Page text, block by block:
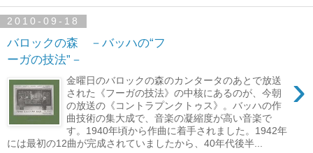
2010-09-18
バロックの森 －バッハの“フ
ーガの技法”－
›
金曜日のバロックの森のカンタータのあとで放送
された《フーガの技法》の中核にあるのが、今朝
の放送の《コントラプンクトゥス》。バッハの作
曲技術の集大成で、音楽の凝縮度が高い音楽で
す。1940年頃から作曲に着手されました。1942年
には最初の12曲が完成されていましたから、40年代後半...